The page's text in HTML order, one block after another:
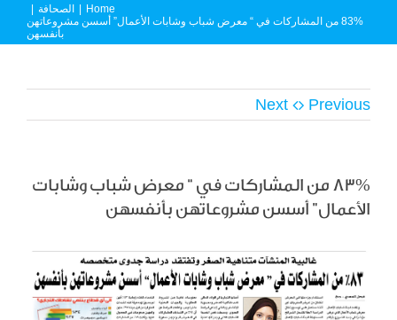
Home الصحافة
83% من المشاركات في “ معرض شباب وشابات الأعمال” أسسن مشروعاتهن
بأنفسهن
Previous
Next
83% من المشاركات في “ معرض شباب وشابات
الأعمال” أسسن مشروعاتهن بأنفسهن
Larger
Image